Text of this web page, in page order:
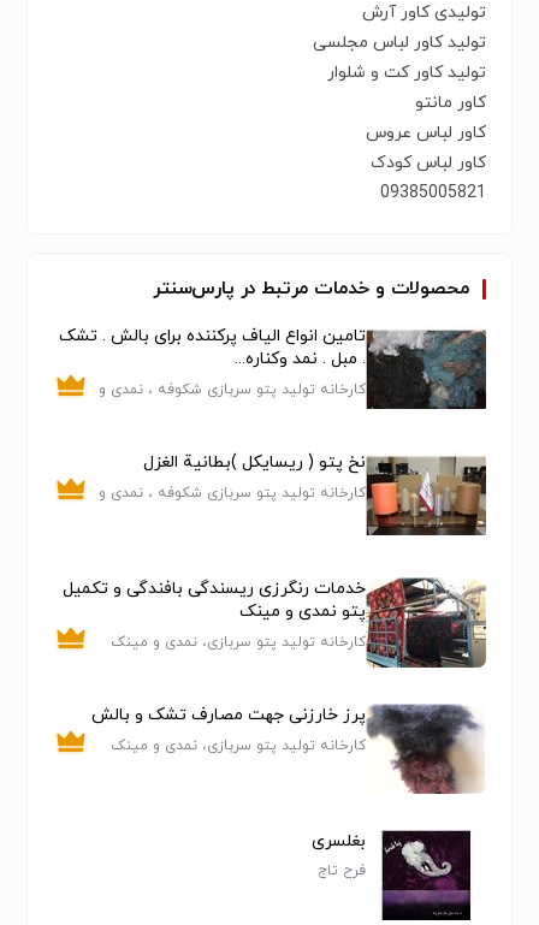
تولیدی کاور آرش
تولید کاور لباس مجلسی
تولید کاور کت و شلوار
کاور مانتو
کاور لباس عروس
کاور لباس کودک
09385005821
محصولات و خدمات مرتبط در پارس‌سنتر
تامین انواع الیاف پرکننده برای بالش . تشک
. مبل . نمد وکناره...
کارخانه تولید پتو سربازی شکوفه ، نمدی و
نخ پتو ( ریسایکل )بطانیة الغزل
کارخانه تولید پتو سربازی شکوفه ، نمدی و
خدمات رنگرزی ریسندگی بافندگی و تکمیل
پتو نمدی و مینک
کارخانه تولید پتو سربازی، نمدی و مینک
پرز خارزنی جهت مصارف تشک و بالش
کارخانه تولید پتو سربازی، نمدی و مینک
بغلسری
فرح تاج